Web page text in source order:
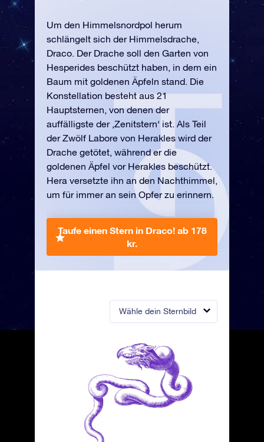
Wähle dein Sternbild
Um den Himmelsnordpol herum
schlängelt sich der Himmelsdrache,
Draco. Der Drache soll den Garten von
Hesperides beschützt haben, in dem ein
Baum mit goldenen Äpfeln stand. Die
Konstellation besteht aus 21
Hauptsternen, von denen der
auffälligste der ‚Zenitstern‘ ist. Als Teil
der Zwölf Labore von Herakles wird der
Drache getötet, während er die
goldenen Äpfel vor Herakles beschützt.
Hera versetzte ihn an den Nachthimmel,
um für immer an sein Opfer zu erinnern.
Taufe einen Stern in Draco! ab 178
kr.